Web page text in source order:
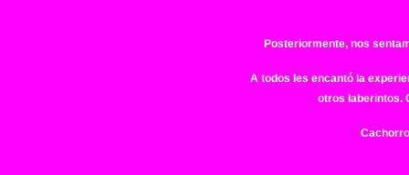
Posteriormente, nos
A todos les encantó la
otros laberintos.